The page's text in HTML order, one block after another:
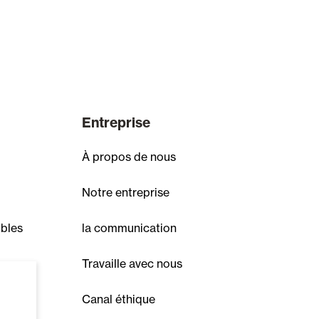
Entreprise
À propos de nous
Notre entreprise
la communication
Travaille avec nous
Canal éthique